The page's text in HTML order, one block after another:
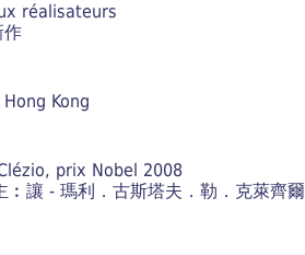
réalisateurs
作
Kong
prix Nobel 2008
︰讓 - 瑪利．古斯塔夫．勒．克萊齊爾